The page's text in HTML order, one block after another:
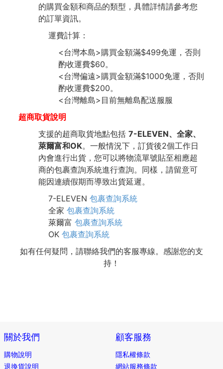
的購買金額和商品的類型，具體詳情請參考您
的訂單資訊。
運費計算：
<台灣本島>購買金額滿$499免運，否則
酌收運費$60。
<台灣偏遠>購買金額滿$1000免運，否則
酌收運費$200。
<台灣離島>目前無離島配送服服
超商取貨說明
支援的超商取貨地點包括 7-ELEVEN、全家、
萊爾富和OK。一般情況下，訂貨後2個工作日
內會進行出貨，您可以將物流單號貼至相應超
商的包裹查詢系統進行查詢。同樣，請留意可
能因連續假期而導致出貨延遲。
7-ELEVEN 包裹查詢系統
全家 包裹查詢系統
萊爾富 包裹查詢系統
OK 包裹查詢系統
如有任何疑問，請聯絡我們的客服專線。感謝您的支
持！
關於我們
購物說明
退換貨說明
顧客服務
隱私權條款
網站服務條款